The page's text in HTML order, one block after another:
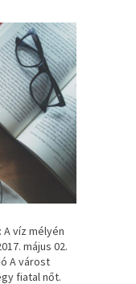
A víz mélyén
május 02.
A várost
fiatal nőt.